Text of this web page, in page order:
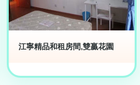
江寧精品和租房間,雙贏花園